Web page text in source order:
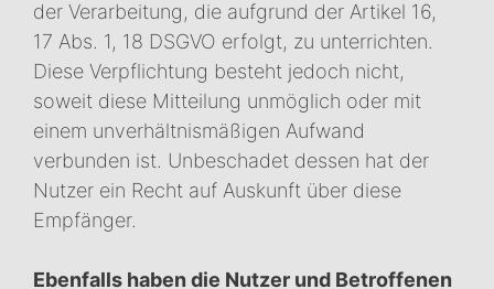
der Verarbeitung, die aufgrund der Artikel 16,
17 Abs. 1, 18 DSGVO erfolgt, zu unterrichten.
Diese Verpflichtung besteht jedoch nicht,
soweit diese Mitteilung unmöglich oder mit
einem unverhältnismäßigen Aufwand
verbunden ist. Unbeschadet dessen hat der
Nutzer ein Recht auf Auskunft über diese
Empfänger.
Ebenfalls haben die Nutzer und Betroffenen